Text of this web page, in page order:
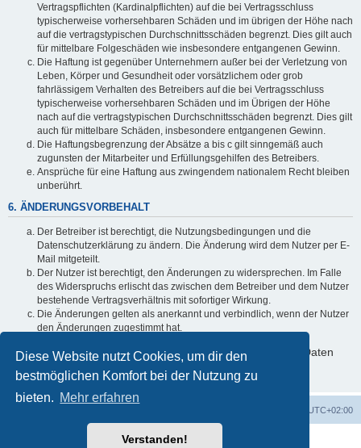
Diese Website nutzt Cookies, um dir den
bestmöglichen Komfort bei der Nutzung zu
bieten. Mehr erfahren
Verstanden!
Vertragspflichten (Kardinalpflichten) auf die bei Vertragsschluss
typischerweise vorhersehbaren Schäden und im übrigen der Höhe nach
auf die vertragstypischen Durchschnittsschäden begrenzt. Dies gilt auch
für mittelbare Folgeschäden wie insbesondere entgangenen Gewinn.
Die Haftung ist gegenüber Unternehmern außer bei der Verletzung von
Leben, Körper und Gesundheit oder vorsätzlichem oder grob
fahrlässigem Verhalten des Betreibers auf die bei Vertragsschluss
typischerweise vorhersehbaren Schäden und im Übrigen der Höhe
nach auf die vertragstypischen Durchschnittsschäden begrenzt. Dies gilt
auch für mittelbare Schäden, insbesondere entgangenen Gewinn.
Die Haftungsbegrenzung der Absätze a bis c gilt sinngemäß auch
zugunsten der Mitarbeiter und Erfüllungsgehilfen des Betreibers.
Ansprüche für eine Haftung aus zwingendem nationalem Recht bleiben
unberührt.
6. ÄNDERUNGSVORBEHALT
Der Betreiber ist berechtigt, die Nutzungsbedingungen und die
Datenschutzerklärung zu ändern. Die Änderung wird dem Nutzer per E-
Mail mitgeteilt.
Der Nutzer ist berechtigt, den Änderungen zu widersprechen. Im Falle
des Widerspruchs erlischt das zwischen dem Betreiber und dem Nutzer
bestehende Vertragsverhältnis mit sofortiger Wirkung.
Die Änderungen gelten als anerkannt und verbindlich, wenn der Nutzer
den Änderungen zugestimmt hat.
Informationen über den Umgang mit deinen persönlichen Daten
sind in der Datenschutzerklärung enthalten.
UTC+02:00
Powered byphpBB® Forum Software © phpBB Limited